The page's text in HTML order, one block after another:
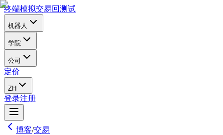
终端模拟交易回测试
机器人
学院
公司
定价
ZH
登录注册
博客/交易